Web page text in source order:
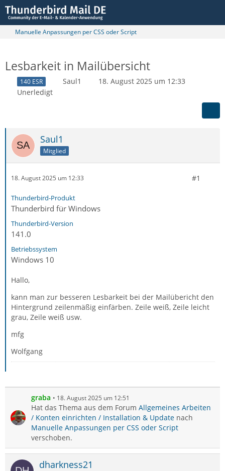
Manuelle Anpassungen per CSS oder Script
Lesbarkeit in Mailübersicht
140 ESR Saul1
18. August 2025 um 12:33
Unerledigt
Saul1
Mitglied
18. August 2025 um 12:33 #1
Thunderbird-Produkt
Thunderbird für Windows
Thunderbird-Version
141.0
Betriebssystem
Windows 10
Hallo,
kann man zur besseren Lesbarkeit bei der Mailübericht den
Hintergrund zeilenmäßig einfärben. Zeile weiß, Zeile leicht
grau, Zeile weiß usw.
mfg
Wolfgang
graba 18. August 2025 um 12:51
Hat das Thema aus dem Forum Allgemeines Arbeiten
/ Konten einrichten / Installation & Update nach
Manuelle Anpassungen per CSS oder Script
verschoben.
dharkness21